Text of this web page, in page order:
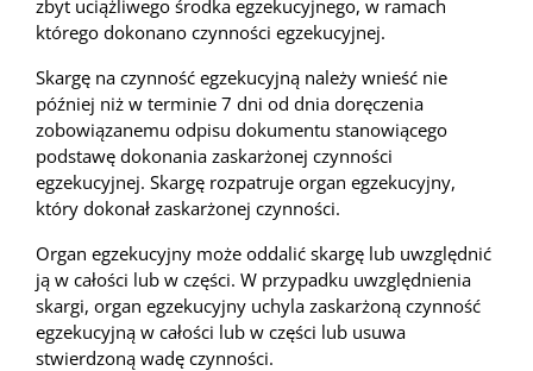
zbyt uciążliwego środka egzekucyjnego, w ramach
którego dokonano czynności egzekucyjnej.
Skargę na czynność egzekucyjną należy wnieść nie
później niż w terminie 7 dni od dnia doręczenia
zobowiązanemu odpisu dokumentu stanowiącego
podstawę dokonania zaskarżonej czynności
egzekucyjnej. Skargę rozpatruje organ egzekucyjny,
który dokonał zaskarżonej czynności.
Organ egzekucyjny może oddalić skargę lub uwzględnić
ją w całości lub w części. W przypadku uwzględnienia
skargi, organ egzekucyjny uchyla zaskarżoną czynność
egzekucyjną w całości lub w części lub usuwa
stwierdzoną wadę czynności.